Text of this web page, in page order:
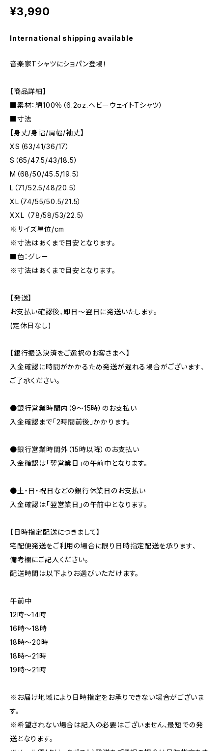
¥3,990
International shipping available
音楽家Tシャツにショパン登場！
【商品詳細】
■素材：綿100％（6.2oz.ヘビーウェイトTシャツ）
■寸法
【身丈/身幅/肩幅/袖丈】
XS（63/41/36/17）
S（65/47.5/43/18.5）
M（68/50/45.5/19.5）
L（71/52.5/48/20.5）
XL（74/55/50.5/21.5）
XXL （78/58/53/22.5）
※サイズ単位/cm
※寸法はあくまで目安となります。
■色：グレー
※寸法はあくまで目安となります。
【発送】
お支払い確認後、即日〜翌日に発送いたします。
(定休日なし)
【銀行振込決済をご選択のお客さまへ】
入金確認に時間がかかるため発送が遅れる場合がございます、
ご了承ください。
●銀行営業時間内（9〜15時）のお支払い
入金確認まで「2時間前後」かかります。
●銀行営業時間外（15時以降）のお支払い
入金確認は「翌営業日」の午前中となります。
●土・日・祝日などの銀行休業日のお支払い
入金確認は「翌営業日」の午前中となります。
【日時指定配送につきまして】
宅配便発送をご利用の場合に限り日時指定配送を承ります、
備考欄にご記入ください。
配送時間は以下よりお選びいただけます。
午前中
12時〜14時
16時〜18時
18時〜20時
18時〜21時
19時〜21時
※お届け地域により日時指定をお承りできない場合がございま
す。
※希望されない場合は記入の必要はございません、最短での発
送となります。